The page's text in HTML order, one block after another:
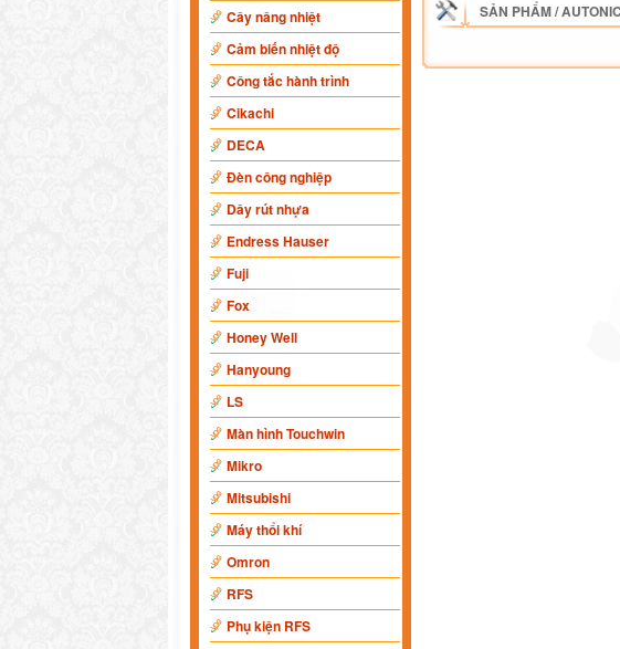
Cây nâng nhiệt
Cảm biến nhiệt độ
Công tắc hành trình
Cikachi
DECA
Đèn công nghiệp
Dây rút nhựa
Endress Hauser
Fuji
Fox
Honey Well
Hanyoung
LS
Màn hình Touchwin
Mikro
Mitsubishi
Máy thổi khí
Omron
RFS
Phụ kiện RFS
SẢN PHẨM/